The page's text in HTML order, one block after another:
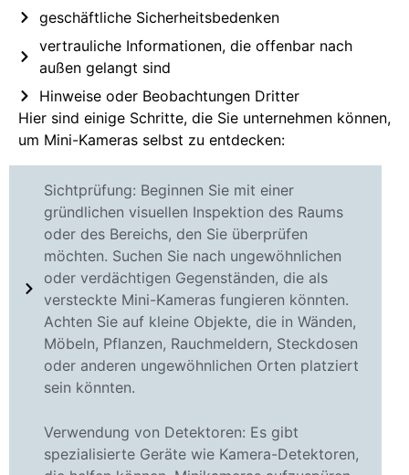
geschäftliche Sicherheitsbedenken
vertrauliche Informationen, die offenbar nach
außen gelangt sind
Hinweise oder Beobachtungen Dritter
Hier sind einige Schritte, die Sie unternehmen können,
um Mini-Kameras selbst zu entdecken:
Sichtprüfung: Beginnen Sie mit einer
gründlichen visuellen Inspektion des Raums
oder des Bereichs, den Sie überprüfen
möchten. Suchen Sie nach ungewöhnlichen
oder verdächtigen Gegenständen, die als
versteckte Mini-Kameras fungieren könnten.
Achten Sie auf kleine Objekte, die in Wänden,
Möbeln, Pflanzen, Rauchmeldern, Steckdosen
oder anderen ungewöhnlichen Orten platziert
sein könnten.
Verwendung von Detektoren: Es gibt
spezialisierte Geräte wie Kamera-Detektoren,